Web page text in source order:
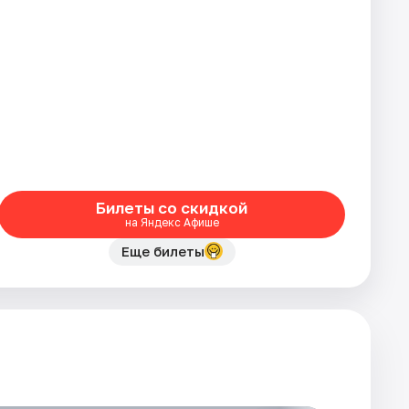
Билеты со скидкой
на Яндекс Афише
Еще билеты